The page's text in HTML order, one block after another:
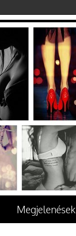
Megjelenések